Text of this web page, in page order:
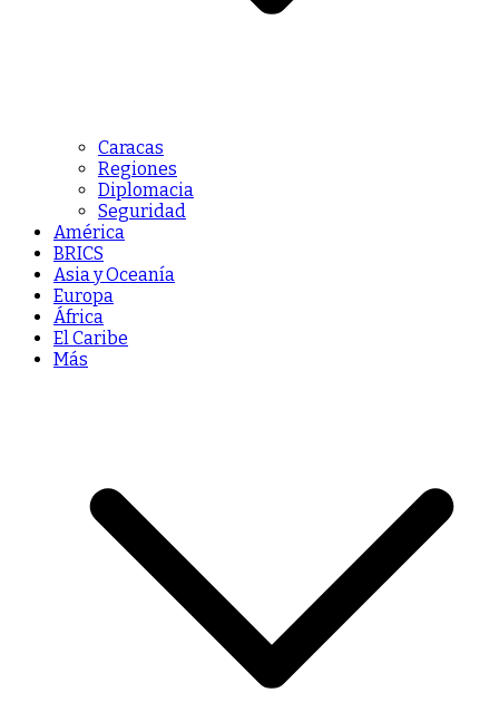
Caracas
Regiones
Diplomacia
Seguridad
América
BRICS
Asia y Oceanía
Europa
África
El Caribe
Más